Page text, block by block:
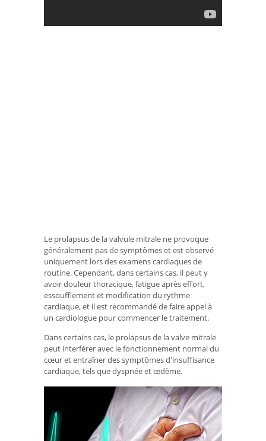
Le prolapsus de la valvule mitrale ne provoque
généralement pas de symptômes et est observé
uniquement lors des examens cardiaques de
routine. Cependant, dans certains cas, il peut y
avoir douleur thoracique, fatigue après effort,
essoufflement et modification du rythme
cardiaque, et il est recommandé de faire appel à
un cardiologue pour commencer le traitement.
Dans certains cas, le prolapsus de la valve mitrale
peut interférer avec le fonctionnement normal du
cœur et entraîner des symptômes d'insuffisance
cardiaque, tels que dyspnée et œdème.